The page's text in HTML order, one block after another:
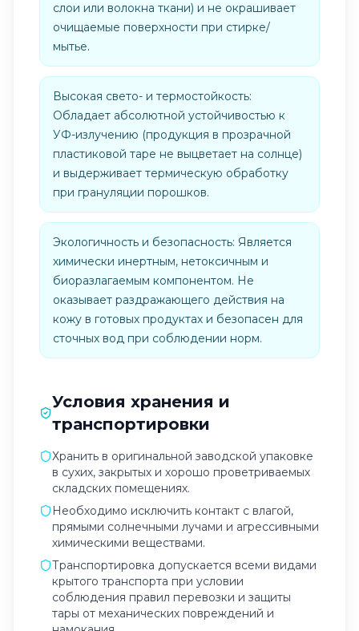
слои или волокна ткани) и не окрашивает
очищаемые поверхности при стирке/
мытье.
Высокая свето- и термостойкость:
Обладает абсолютной устойчивостью к
УФ-излучению (продукция в прозрачной
пластиковой таре не выцветает на солнце)
и выдерживает термическую обработку
при грануляции порошков.
Экологичность и безопасность: Является
химически инертным, нетоксичным и
биоразлагаемым компонентом. Не
оказывает раздражающего действия на
кожу в готовых продуктах и безопасен для
сточных вод при соблюдении норм.
Условия хранения и
транспортировки
Хранить в оригинальной заводской упаковке
в сухих, закрытых и хорошо проветриваемых
складских помещениях.
Необходимо исключить контакт с влагой,
прямыми солнечными лучами и агрессивными
химическими веществами.
Транспортировка допускается всеми видами
крытого транспорта при условии
соблюдения правил перевозки и защиты
тары от механических повреждений и